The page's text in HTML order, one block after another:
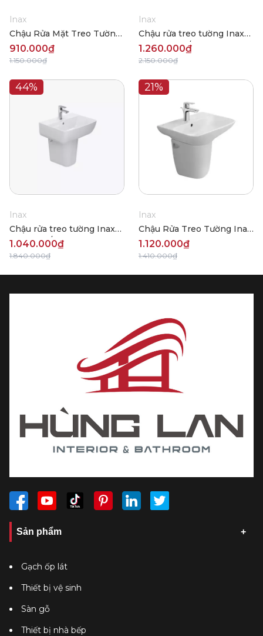
Inax
Chậu Rửa Mặt Treo Tường
Inax L-289VFC
910.000₫
1.150.000₫
Inax
Chậu rửa treo tường Inax
AL-312V(EC/FC)
1.260.000₫
2.150.000₫
44%
Inax
Chậu rửa treo tường Inax
L-312 (EC/FC)
1.040.000₫
1.840.000₫
21%
Inax
Chậu Rửa Treo Tường Inax
AL-289VFC
1.120.000₫
1.410.000₫
Sản phẩm
Gạch ốp lát
Thiết bị vệ sinh
Sàn gỗ
Thiết bị nhà bếp